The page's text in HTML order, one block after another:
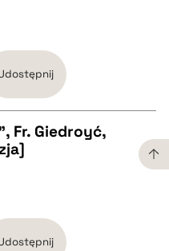
Fr. Giedroyć,